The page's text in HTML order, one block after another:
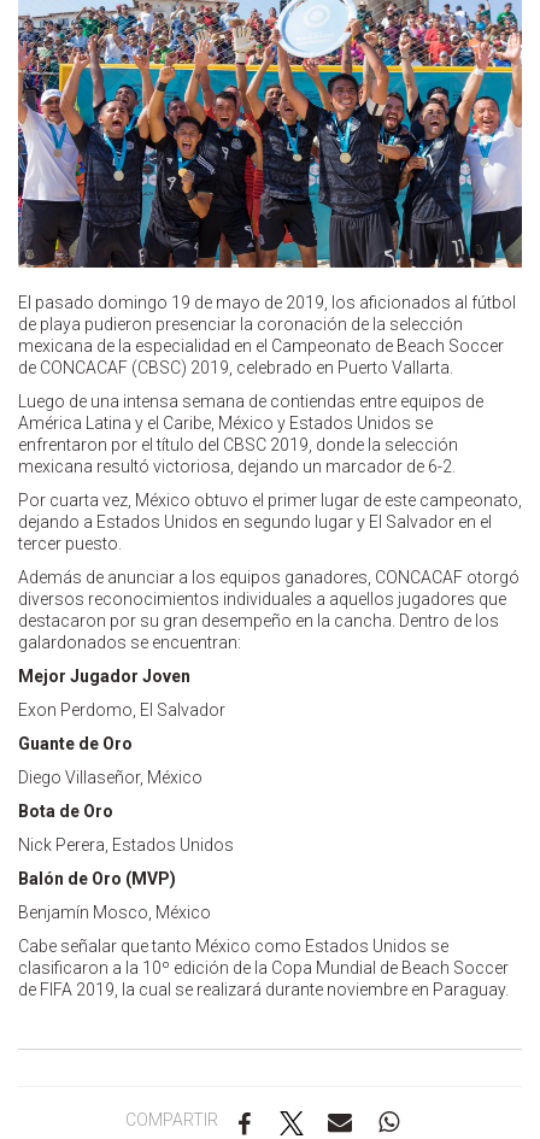
El pasado domingo 19 de mayo de 2019, los aficionados al fútbol
de playa pudieron presenciar la coronación de la selección
mexicana de la especialidad en el Campeonato de Beach Soccer
de CONCACAF (CBSC) 2019, celebrado en Puerto Vallarta.
Luego de una intensa semana de contiendas entre equipos de
América Latina y el Caribe, México y Estados Unidos se
enfrentaron por el título del CBSC 2019, donde la selección
mexicana resultó victoriosa, dejando un marcador de 6-2.
Por cuarta vez, México obtuvo el primer lugar de este campeonato,
dejando a Estados Unidos en segundo lugar y El Salvador en el
tercer puesto.
Además de anunciar a los equipos ganadores, CONCACAF otorgó
diversos reconocimientos individuales a aquellos jugadores que
destacaron por su gran desempeño en la cancha. Dentro de los
galardonados se encuentran:
Mejor Jugador Joven
Exon Perdomo, El Salvador
Guante de Oro
Diego Villaseñor, México
Bota de Oro
Nick Perera, Estados Unidos
Balón de Oro (MVP)
Benjamín Mosco, México
Cabe señalar que tanto México como Estados Unidos se
clasificaron a la 10º edición de la Copa Mundial de Beach Soccer
de FIFA 2019, la cual se realizará durante noviembre en Paraguay.
COMPARTIR